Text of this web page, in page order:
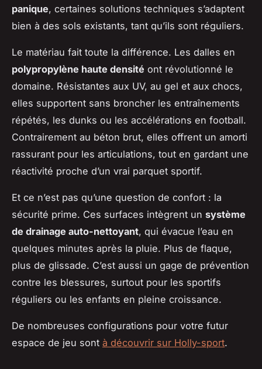
panique, certaines solutions techniques s’adaptent
bien à des sols existants, tant qu’ils sont réguliers.
Le matériau fait toute la différence. Les dalles en
polypropylène haute densité ont révolutionné le
domaine. Résistantes aux UV, au gel et aux chocs,
elles supportent sans broncher les entraînements
répétés, les dunks ou les accélérations en football.
Contrairement au béton brut, elles offrent un amorti
rassurant pour les articulations, tout en gardant une
réactivité proche d’un vrai parquet sportif.
Et ce n’est pas qu’une question de confort : la
sécurité prime. Ces surfaces intègrent un système
de drainage auto-nettoyant, qui évacue l’eau en
quelques minutes après la pluie. Plus de flaque,
plus de glissade. C’est aussi un gage de prévention
contre les blessures, surtout pour les sportifs
réguliers ou les enfants en pleine croissance.
De nombreuses configurations pour votre futur
espace de jeu sont à découvrir sur Holly-sport.